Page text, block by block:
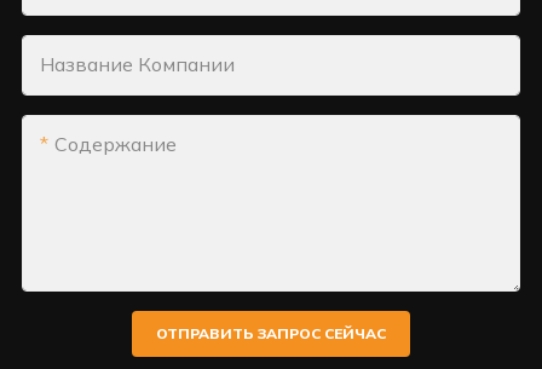
Название Компании
Содержание
ОТПРАВИТЬ ЗАПРОС СЕЙЧАС